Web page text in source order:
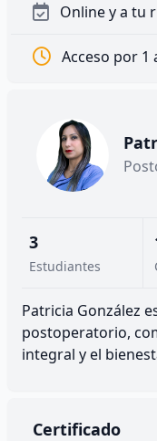
Online y a tu
Acceso por 1
3
Estudiantes
Patricia González
postoperatorio,
integral y el
Certificado